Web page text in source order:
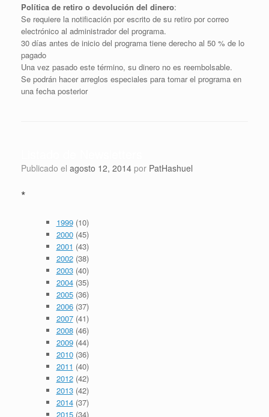
Política de retiro o devolución del dinero:
Se requiere la notificación por escrito de su retiro por correo
electrónico al administrador del programa.
30 días antes de inicio del programa tiene derecho al 50 % de lo
pagado
Una vez pasado este término, su dinero no es reembolsable.
Se podrán hacer arreglos especiales para tomar el programa en
una fecha posterior
Publicado el agosto 12, 2014 por PatHashuel
*
1999(10)
2000(45)
2001 (43)
2002(38)
2003(40)
2004(35)
2005(36)
2006(37)
2007(41)
2008(46)
2009(44)
2010(36)
2011 (40)
2012(42)
2013(42)
2014(37)
2015(34)